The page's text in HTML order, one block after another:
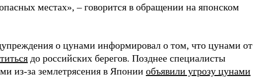
местах», – говорится в обращении на японском
о цунами информировал о том, что цунами от
до российских берегов. Позднее специалисты
из-за землетрясения в Японии объявили угрозу цунами